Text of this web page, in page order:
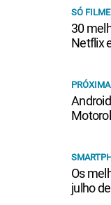
SÓ
30
Netflix
Os
julho